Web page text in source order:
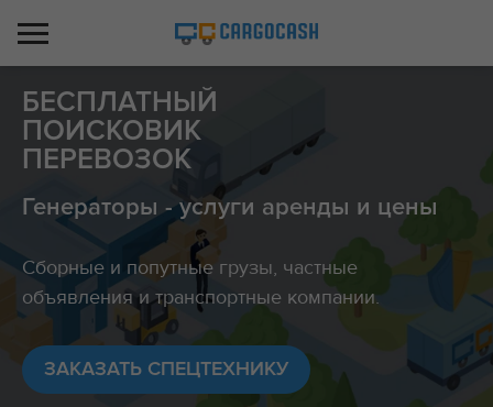
БЕСПЛАТНЫЙ
ПОИСКОВИК
ПЕРЕВОЗОК
Генераторы - услуги аренды и цены
Сборные и попутные грузы, частные
объявления и транспортные компании.
ЗАКАЗАТЬ СПЕЦТЕХНИКУ